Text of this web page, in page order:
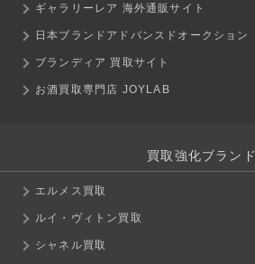
ギャラリーレア 海外通販サイト
日本ブランドアドバンスドオークション
ブランディア 買取サイト
お酒買取専門店 JOYLAB
買取強化ブランド
エルメス買取
ルイ・ヴィトン買取
シャネル買取